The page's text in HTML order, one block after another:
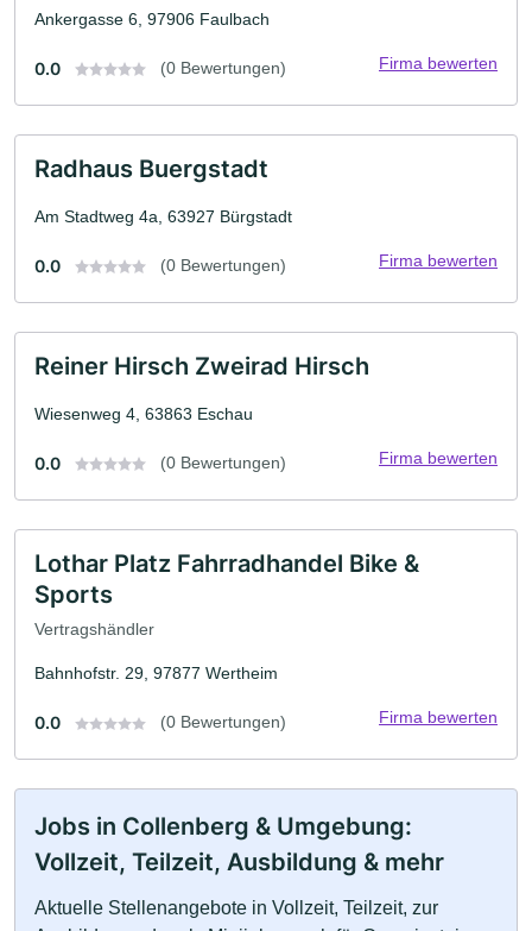
Ankergasse 6, 97906 Faulbach
0.0 (0 Bewertungen) Firma bewerten
Radhaus Buergstadt
Am Stadtweg 4a, 63927 Bürgstadt
0.0 (0 Bewertungen) Firma bewerten
Reiner Hirsch Zweirad Hirsch
Wiesenweg 4, 63863 Eschau
0.0 (0 Bewertungen) Firma bewerten
Lothar Platz Fahrradhandel Bike &
Sports
Vertragshändler
Bahnhofstr. 29, 97877 Wertheim
0.0 (0 Bewertungen) Firma bewerten
Jobs in Collenberg & Umgebung:
Vollzeit, Teilzeit, Ausbildung & mehr
Aktuelle Stellenangebote in Vollzeit, Teilzeit, zur